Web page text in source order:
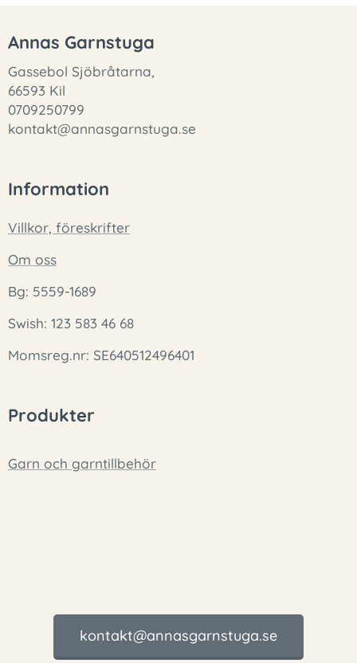
Annas Garnstuga
Gassebol Sjöbråtarna,
66593 Kil
0709250799
kontakt@annasgarnstuga.se
Information
Villkor, föreskrifter
Om oss
Bg: 5559-1689
Swish: 123 583 46 68
Momsreg.nr: SE640512496401
Produkter
Garn och garntillbehör
kontakt@annasgarnstuga.se